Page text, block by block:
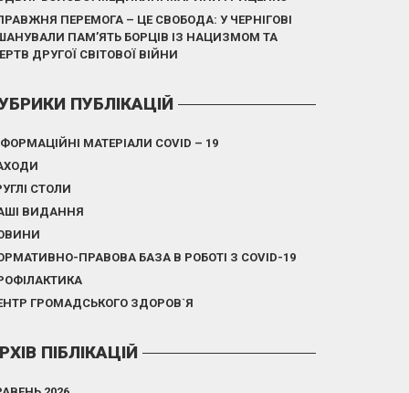
ПЕРЕМОГА – ЦЕ СВОБОДА: У ЧЕРНІГОВІ
ПАМ’ЯТЬ БОРЦІВ ІЗ НАЦИЗМОМ ТА
ДРУГОЇ СВІТОВОЇ ВІЙНИ
ПУБЛІКАЦІЙ
МАТЕРІАЛИ COVID – 19
СТОЛИ
ВИДАННЯ
ПРАВОВА БАЗА В РОБОТІ З COVID-19
ГРОМАДСЬКОГО ЗДОРОВ`Я
ПІБЛІКАЦІЙ